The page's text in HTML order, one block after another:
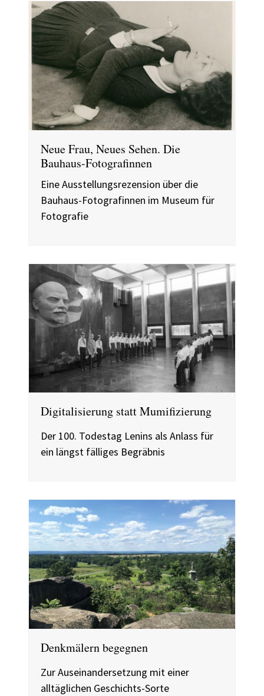
Neue Frau, Neues Sehen. Die
Bauhaus-Fotografinnen
Eine Ausstellungsrezension über die
Bauhaus-Fotografinnen im Museum für
Fotografie
Digitalisierung statt Mumifizierung
Der 100. Todestag Lenins als Anlass für
ein längst fälliges Begräbnis
Denkmälern begegnen
Zur Auseinandersetzung mit einer
alltäglichen Geschichts-Sorte